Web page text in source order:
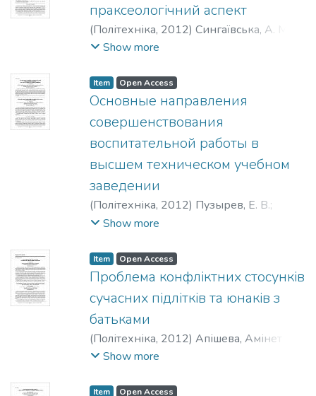
праксеологічний аспект
(Політехніка, 2012) Сингаївська, А. М.
Syngayivska, A. M.
Show more
Item Open Access
Основные направления
совершенствования
воспитательной работы в
высшем техническом учебном
заведении
(Політехніка, 2012) Пузырев, Е. В.;
Puzyryov, E. V.
Show more
Item Open Access
Проблема конфліктних стосунків
сучасних підлітків та юнаків з
батьками
(Політехніка, 2012) Апішева, Амінет
Шабанівна;Apisheva, A. Sh.
Show more
Item Open Access